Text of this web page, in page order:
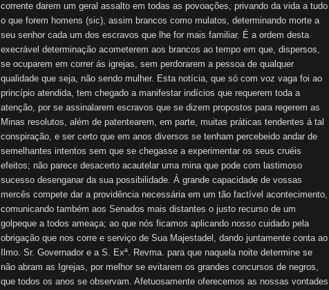
corrente darem um geral assalto em todas as povoações, privando da vida a tudo
o que forem homens (sic), assim brancos como mulatos, determinando morte a
seu senhor cada um dos escravos que lhe for mais familiar. É a ordem desta
execrável determinação acometerem aos brancos ao tempo em que, dispersos,
se ocuparem em correr ás igrejas, sem perdorarem a pessoa de qualquer
qualidade que seja, não sendo mulher. Esta notícia, que só com voz vaga foi ao
princípio atendida, tem chegado a manifestar indícios que requerem toda a
atenção, por se assinalarem escravos que se dizem propostos para regerem as
Minas resolutos, além de patentearem, em parte, muitas práticas tendentes á tal
conspiração, e ser certo que em anos diversos se tenham percebeido andar de
semelhantes intentos sem que se chegasse a experimentar os seus cruéis
efeitos; não parece desacerto acautelar uma mina que pode com lastimoso
sucesso desenganar da sua possibilidade. Á grande capacidade de vossas
mercês compete dar a providência necessária em um tão factível acontecimento,
comunicando também aos Senados mais distantes o justo recurso de um
golpeque a todos ameaça; ao que nós ficamos aplicando nosso cuidado pela
obrigação que nos corre e serviço de Sua Majestadel, dando juntamente conta ao
Ilmo. Sr. Governador e a S. Exª. Revma. para que naquela noite determine se
não abram as Igrejas, por melhor se evitarem os grandes concursos de negros,
que todos os anos se observam. Afetuosamente oferecemos as nossas vontades